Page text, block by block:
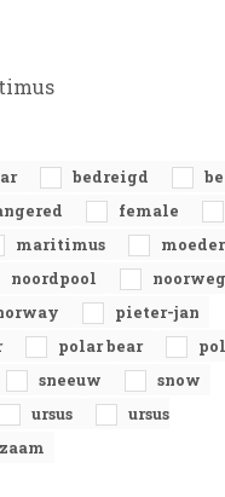
bedreigd
female
maritimus
moeder
noordpool
pieter-jan
polar bear
sneeuw
snow
ursus
ursus